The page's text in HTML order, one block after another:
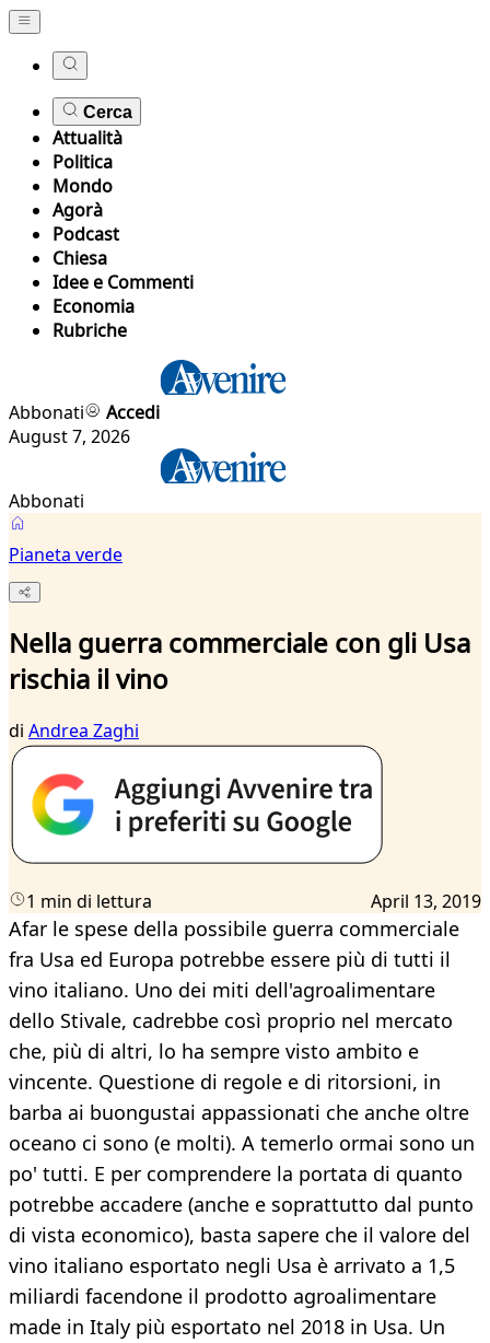
Cerca
Attualità
Politica
Mondo
Agorà
Podcast
Chiesa
Idee e Commenti
Economia
Rubriche
Abbonati
Accedi
August 7, 2026
Abbonati
Pianeta verde
Nella guerra commerciale con gli Usa
rischia il vino
di Andrea Zaghi
1 min di lettura April 13, 2019
Afar le spese della possibile guerra commerciale
fra Usa ed Europa potrebbe essere più di tutti il
vino italiano. Uno dei miti dell'agroalimentare
dello Stivale, cadrebbe così proprio nel mercato
che, più di altri, lo ha sempre visto ambito e
vincente. Questione di regole e di ritorsioni, in
barba ai buongustai appassionati che anche oltre
oceano ci sono (e molti). A temerlo ormai sono un
po' tutti. E per comprendere la portata di quanto
potrebbe accadere (anche e soprattutto dal punto
di vista economico), basta sapere che il valore del
vino italiano esportato negli Usa è arrivato a 1,5
miliardi facendone il prodotto agroalimentare
made in Italy più esportato nel 2018 in Usa. Un